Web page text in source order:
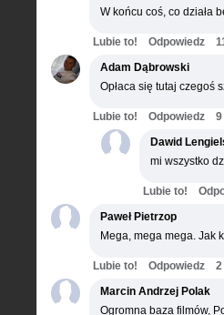
W końcu coś, co działa
Lubie to! Odpowiedz
Adam Dąbrowski
Opłaca się tutaj czegoś
Lubie to! Odpowiedz
9
Dawid
mi wszystko
Lubie to!
Paweł Pietrzop
Mega, mega mega. Jak
Lubie to! Odpowiedz
2
Marcin Andrzej Polak
Ogromna baza filmów,